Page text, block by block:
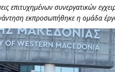
επιτυχημένων συνεργατικών
εκπροσωπήθηκε η ομάδα